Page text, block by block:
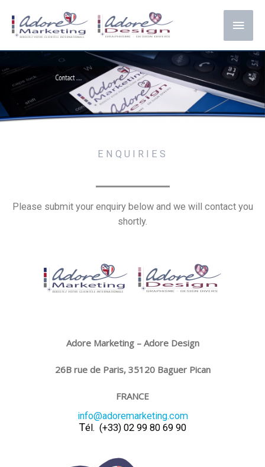
ENQUIRIES
Please submit your enquiry below and we will contact you
shortly.
Adore Marketing – Adore Design
26B rue de Paris, 35120 Baguer Pican
FRANCE
info@adoremarketing.com
Tél. (+33) 02 99 80 69 90